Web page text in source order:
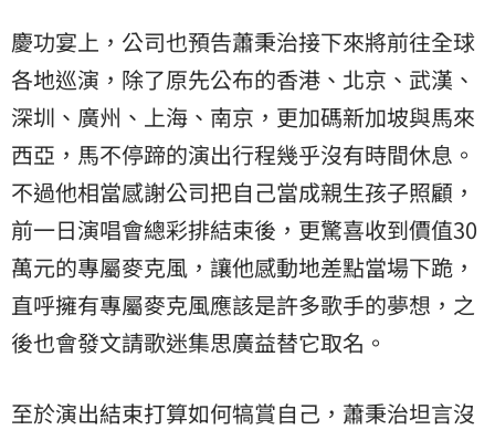
慶功宴上，公司也預告蕭秉治接下來將前往全球
各地巡演，除了原先公布的香港、北京、武漢、
深圳、廣州、上海、南京，更加碼新加坡與馬來
西亞，馬不停蹄的演出行程幾乎沒有時間休息。
不過他相當感謝公司把自己當成親生孩子照顧，
前一日演唱會總彩排結束後，更驚喜收到價值30
萬元的專屬麥克風，讓他感動地差點當場下跪，
直呼擁有專屬麥克風應該是許多歌手的夢想，之
後也會發文請歌迷集思廣益替它取名。
至於演出結束打算如何犒賞自己，蕭秉治坦言沒